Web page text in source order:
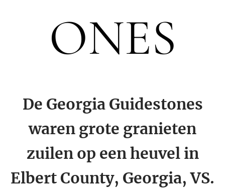
ONES
De Georgia Guidestones
waren grote granieten
zuilen op een heuvel in
Elbert County, Georgia, VS.